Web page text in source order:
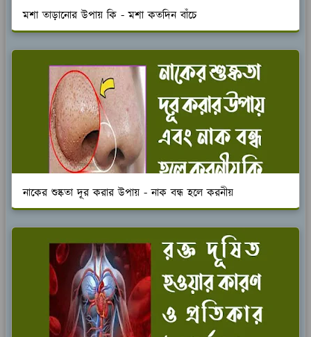
মশা তাড়ানোর উপায় কি - মশা কতদিন বাঁচে
নাকের শুষ্কতা দূর করার উপায় - নাক বন্ধ হলে করনীয়